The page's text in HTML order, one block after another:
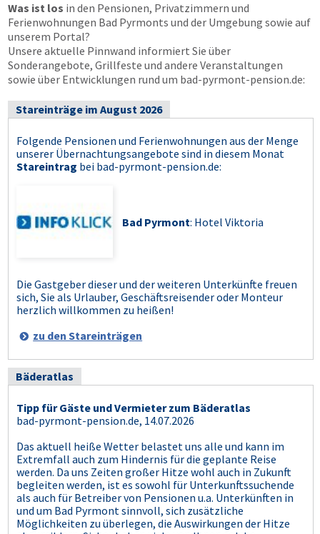
Was ist los in den Pensionen, Privatzimmern und
Ferienwohnungen Bad Pyrmonts und der Umgebung sowie auf
unserem Portal?
Unsere aktuelle Pinnwand informiert Sie über
Sonderangebote, Grillfeste und andere Veranstaltungen
sowie über Entwicklungen rund um bad-pyrmont-pension.de:
Stareinträge im August 2026
Folgende Pensionen und Ferienwohnungen aus der Menge
unserer Übernachtungsangebote sind in diesem Monat
Stareintrag bei bad-pyrmont-pension.de:
Bad Pyrmont: Hotel Viktoria
Die Gastgeber dieser und der weiteren Unterkünfte freuen
sich, Sie als Urlauber, Geschäftsreisender oder Monteur
herzlich willkommen zu heißen!
zu den Stareinträgen
Bäderatlas
Tipp für Gäste und Vermieter zum Bäderatlas
bad-pyrmont-pension.de, 14.07.2026
Das aktuell heiße Wetter belastet uns alle und kann im
Extremfall auch zum Hindernis für die geplante Reise
werden. Da uns Zeiten großer Hitze wohl auch in Zukunft
begleiten werden, ist es sowohl für Unterkunftssuchende
als auch für Betreiber von Pensionen u.a. Unterkünften in
und um Bad Pyrmont sinnvoll, sich zusätzliche
Möglichkeiten zu überlegen, die Auswirkungen der Hitze